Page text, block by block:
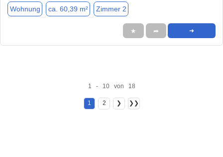
Wohnung ca. 60,39 m² Zimmer 2
★ ➦ ➜
1 - 10 von 18
1 2 ❯ ❯❯